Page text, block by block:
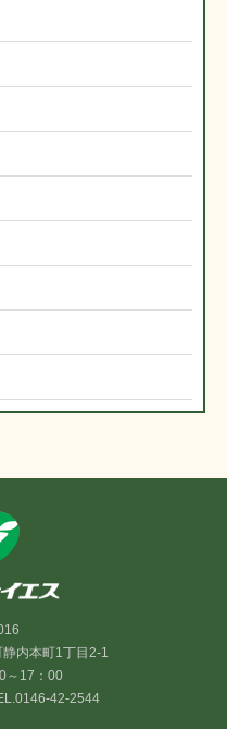
内本町1丁目2-1
17：00
42-2544